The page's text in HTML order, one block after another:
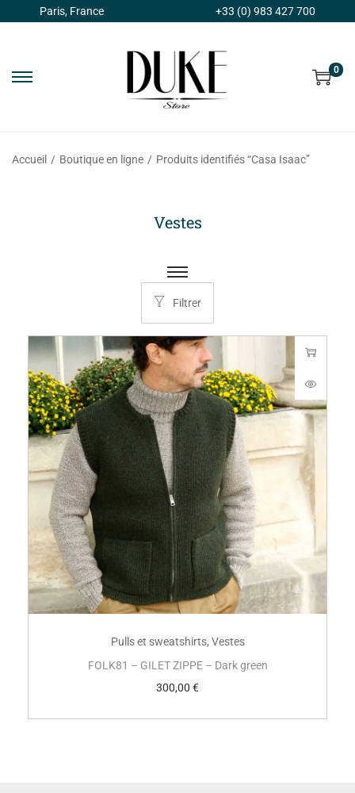
Paris, France +33 (0) 983 427 700
0
Accueil / Boutique en ligne / Produits identifiés “Casa Isaac”
Vestes
Filtrer
Pulls et sweatshirts, Vestes
FOLK81 – GILET ZIPPE – Dark green
300,00 €